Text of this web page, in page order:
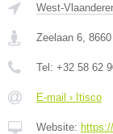
West-
Zeelaan 6 8660
Tel: +32 58 62
E-mail › Itisco
Website: